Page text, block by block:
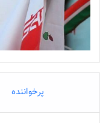
پرخواننده